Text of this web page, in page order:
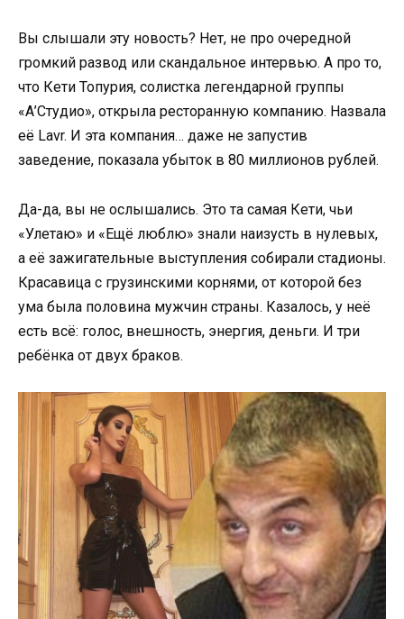
Вы слышали эту новость? Нет, не про очередной
громкий развод или скандальное интервью. А про то,
что Кети Топурия, солистка легендарной группы
«А’Студио», открыла ресторанную компанию. Назвала
её Lavr. И эта компания… даже не запустив
заведение, показала убыток в 80 миллионов рублей.
Да-да, вы не ослышались. Это та самая Кети, чьи
«Улетаю» и «Ещё люблю» знали наизусть в нулевых,
а её зажигательные выступления собирали стадионы.
Красавица с грузинскими корнями, от которой без
ума была половина мужчин страны. Казалось, у неё
есть всё: голос, внешность, энергия, деньги. И три
ребёнка от двух браков.